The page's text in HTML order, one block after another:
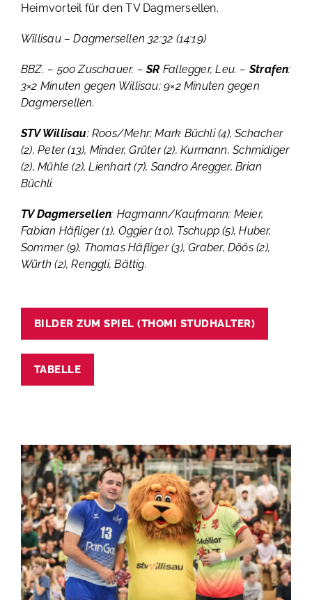
Heimvorteil für den TV Dagmersellen.
Willisau – Dagmersellen 32:32 (14:19)
BBZ. – 500 Zuschauer. –SR Fallegger, Leu. –Strafen:
3×2 Minuten gegen Willisau; 9×2 Minuten gegen
Dagmersellen.
STV Willisau: Roos/Mehr; Mark Büchli (4), Schacher
(2), Peter (13), Minder, Grüter (2), Kurmann, Schmidiger
(2), Mühle (2), Lienhart (7), Sandro Aregger, Brian
Büchli.
TV Dagmersellen: Hagmann/Kaufmann; Meier,
Fabian Häfliger (1), Oggier (10), Tschupp (5), Huber,
Sommer (9), Thomas Häfliger (3), Graber, Döös (2),
Würth (2), Renggli, Bättig.
BILDER ZUM SPIEL (THOMI STUDHALTER)
TABELLE